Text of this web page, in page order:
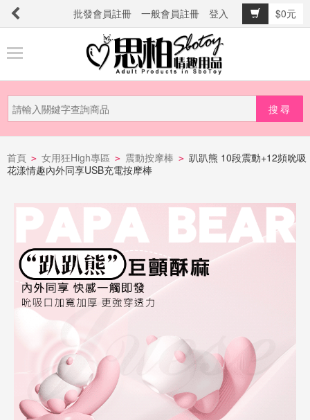
批發會員註冊 一般會員註冊 登入
$0元
品
新
品
上
防
詐
電
首頁 > 女用狂High專區 > 震動按摩棒 > 趴趴熊 10段震動+12頻吮吸
花漾情趣內外同享USB充電按摩棒